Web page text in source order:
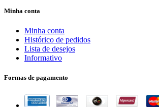
Minha conta
Minha conta
Histórico de pedidos
Lista de desejos
Informativo
Formas de pagamento